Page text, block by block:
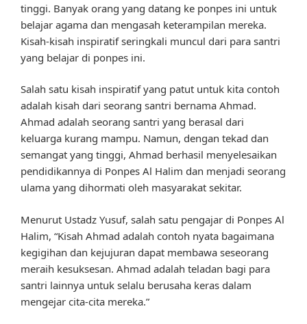
tinggi. Banyak orang yang datang ke ponpes ini untuk
belajar agama dan mengasah keterampilan mereka.
Kisah-kisah inspiratif seringkali muncul dari para santri
yang belajar di ponpes ini.
Salah satu kisah inspiratif yang patut untuk kita contoh
adalah kisah dari seorang santri bernama Ahmad.
Ahmad adalah seorang santri yang berasal dari
keluarga kurang mampu. Namun, dengan tekad dan
semangat yang tinggi, Ahmad berhasil menyelesaikan
pendidikannya di Ponpes Al Halim dan menjadi seorang
ulama yang dihormati oleh masyarakat sekitar.
Menurut Ustadz Yusuf, salah satu pengajar di Ponpes Al
Halim, “Kisah Ahmad adalah contoh nyata bagaimana
kegigihan dan kejujuran dapat membawa seseorang
meraih kesuksesan. Ahmad adalah teladan bagi para
santri lainnya untuk selalu berusaha keras dalam
mengejar cita-cita mereka.”